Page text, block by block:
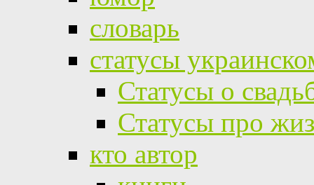
словарь
статусы
Статусы о
Статусы про
кто автор